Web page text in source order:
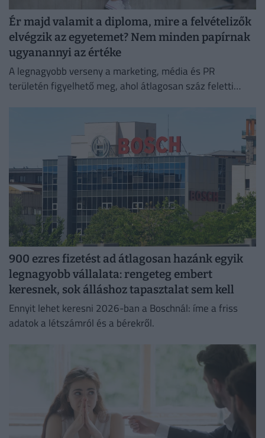
Ér majd valamit a diploma, mire a felvételizők
elvégzik az egyetemet? Nem minden papírnak
ugyanannyi az értéke
A legnagyobb verseny a marketing, média és PR
területén figyelhető meg, ahol átlagosan száz feletti
900 ezres fizetést ad átlagosan hazánk egyik
legnagyobb vállalata: rengeteg embert
keresnek, sok álláshoz tapasztalat sem kell
Ennyit lehet keresni 2026-ban a Boschnál: íme a friss
adatok a létszámról és a bérekről.